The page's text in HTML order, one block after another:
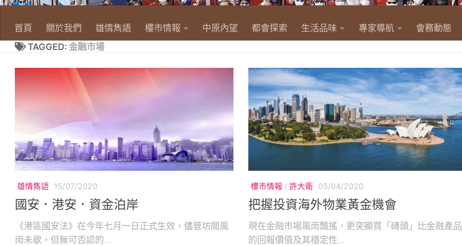
首頁 關於我們 雄情雋語 樓市情報 中原內望 都會探索 生活品味 專家導航 會務動態
TAGGED: 金融市場
雄情雋語 15/07/2020
國安．港安．資金泊岸
《港區國安法》在今年七月一日正式生效，儘管坊間風
雨未歇，但無可否認的...
樓市情報 / 許大衛 05/04/2020
把握投資海外物業黃金機會
現在金融市場風雨飄搖，更突顯買「磚頭」比金融產品
的回報價值及其穩定性...